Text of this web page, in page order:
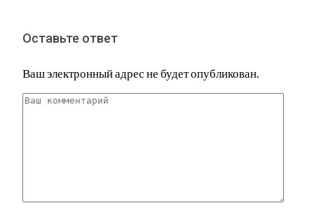
Оставьте ответ
Ваш электронный адрес не будет опубликован.